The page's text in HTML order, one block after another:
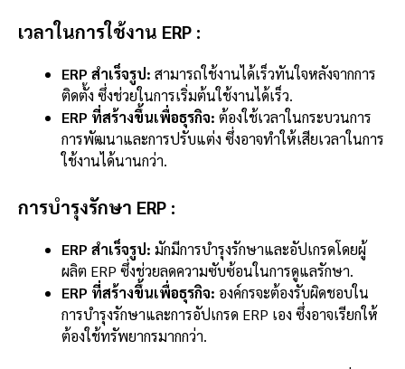
เวลาในการใช้งาน ERP :
ERP สำเร็จรูป: สามารถใช้งานได้เร็วทันใจหลังจากการ
ติดตั้ง ซึ่งช่วยในการเริ่มต้นใช้งานได้เร็ว.
ERP ที่สร้างขึ้นเพื่อธุรกิจ: ต้องใช้เวลาในกระบวนการ
การพัฒนาและการปรับแต่ง ซึ่งอาจทำให้เสียเวลาในการ
ใช้งานได้นานกว่า.
การบำรุงรักษา ERP :
ERP สำเร็จรูป: มักมีการบำรุงรักษาและอัปเกรดโดยผู้
ผลิต ERP ซึ่งช่วยลดความซับซ้อนในการดูแลรักษา.
ERP ที่สร้างขึ้นเพื่อธุรกิจ: องค์กรจะต้องรับผิดชอบใน
การบำรุงรักษาและการอัปเกรด ERP เอง ซึ่งอาจเรียกให้
ต้องใช้ทรัพยากรมากกว่า.